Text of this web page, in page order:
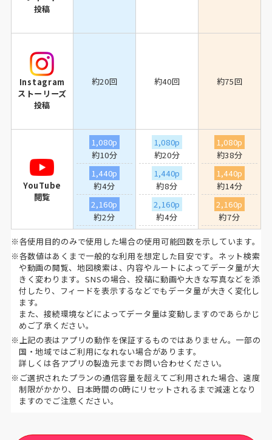
投稿
Instagram
ストーリーズ
投稿
約20回 約40回 約75回
YouTube
閲覧
1,080p
約10分
1,440p
約4分
2,160p
約2分
1,080p
約20分
1,440p
約8分
2,160p
約4分
1,080p
約38分
1,440p
約14分
2,160p
約7分
※各使用目的のみで使用した場合の使用可能回数を示しています。
※各数値はあくまで一般的な利用を想定した目安です。ネット検索
や動画の閲覧、地図検索は、内容やルートによってデータ量が大
きく変わります。SNSの場合、投稿に動画や大きな写真などを添
付したり、フィードを表示するなどでもデータ量が大きく変化し
ます。
また、接続環境などによってデータ量は変動しますのであらかじ
めご了承ください。
※上記の表はアプリの動作を保証するものではありません。一部の
国・地域ではご利用になれない場合があります。
詳しくは各アプリの製造元までお問い合わせください。
※ご選択されたプランの通信容量を超えてご利用された場合、速度
制限がかかり、日本時間の0時にリセットされるまで減速となり
ますのでご注意ください。